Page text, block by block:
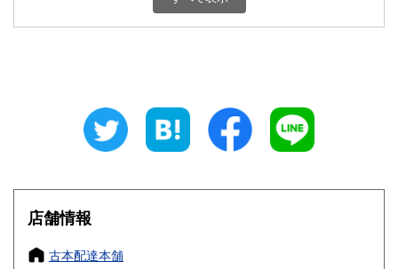
800円 三重県
大阪府
奈良県
店舗情報
古本配達本舗